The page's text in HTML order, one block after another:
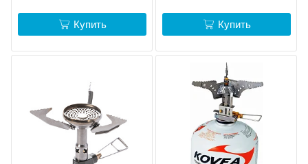
Купить Купить